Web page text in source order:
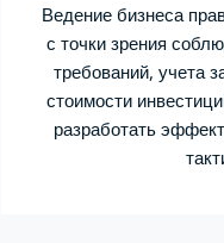
Ведение бизнеса
с точки зрения
требований, учета
стоимости
разработать